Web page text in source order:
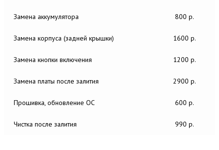
Замена аккумулятора 800 р.
Замена корпуса (задней крышки) 1600 р.
Замена кнопки включения 1200 р.
Замена платы после залития 2900 р.
Прошивка, обновление ОС 600 р.
Чистка после залития 990 р.